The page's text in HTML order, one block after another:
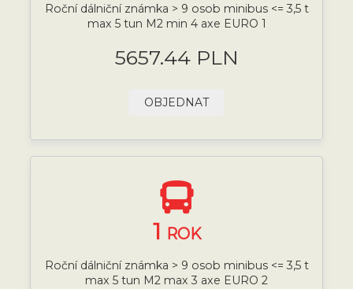
Roční dálniční známka > 9 osob minibus <= 3,5 t
max 5 tun M2 min 4 axe EURO 1
5657.44 PLN
OBJEDNAT
1 ROK
Roční dálniční známka > 9 osob minibus <= 3,5 t
max 5 tun M2 max 3 axe EURO 2